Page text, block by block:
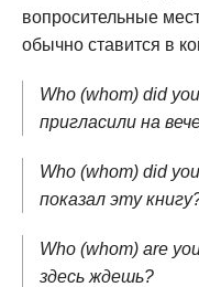
вопросительные
обычно ставится в
Who (whom) did
пригласили на
Who (whom) did
показал эту
Who (whom) are
здесь ждешь?